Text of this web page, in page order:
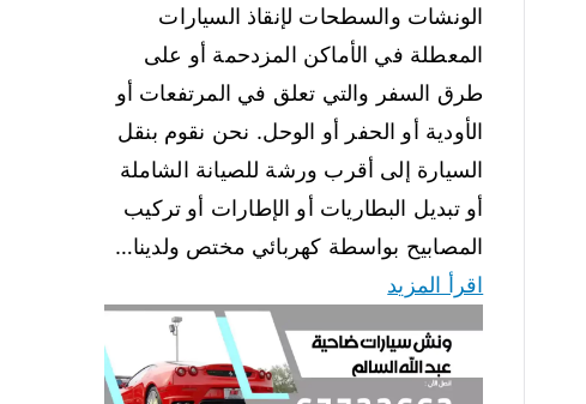
الونشات والسطحات لإنقاذ السيارات
المعطلة في الأماكن المزدحمة أو على
طرق السفر والتي تعلق في المرتفعات أو
الأودية أو الحفر أو الوحل. نحن نقوم بنقل
السيارة إلى أقرب ورشة للصيانة الشاملة
أو تبديل البطاريات أو الإطارات أو تركيب
المصابيح بواسطة كهربائي مختص ولدينا…
اقرأ المزيد